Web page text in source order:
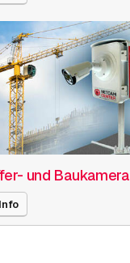
und Baukamera